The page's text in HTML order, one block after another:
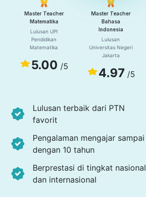
Master Teacher
Matematika
Lulusan UPI
Pendidikan
Matematika
5.00 /5
Master Teacher
Bahasa
Indonesia
Lulusan
Universitas Negeri
Jakarta
4.97 /5
Lulusan terbaik dari PTN
favorit
Pengalaman mengajar sampai
dengan 10 tahun
Berprestasi di tingkat nasional
dan internasional